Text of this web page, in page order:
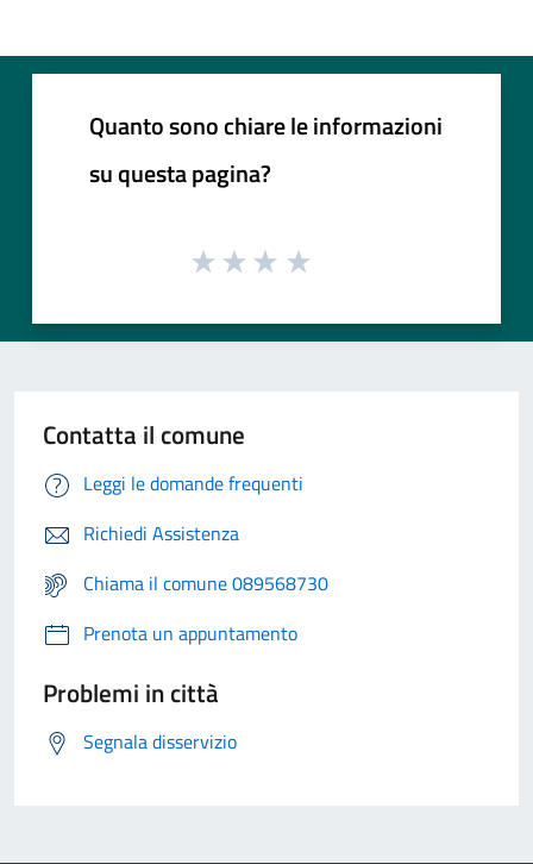
Quanto sono chiare le informazioni
su questa pagina?
Contatta il comune
Leggi le domande frequenti
Richiedi Assistenza
Chiama il comune 089568730
Prenota un appuntamento
Problemi in città
Segnala disservizio